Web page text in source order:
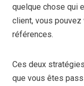
quelque chose qui
client, vous
références.
Ces deux
que vous êtes